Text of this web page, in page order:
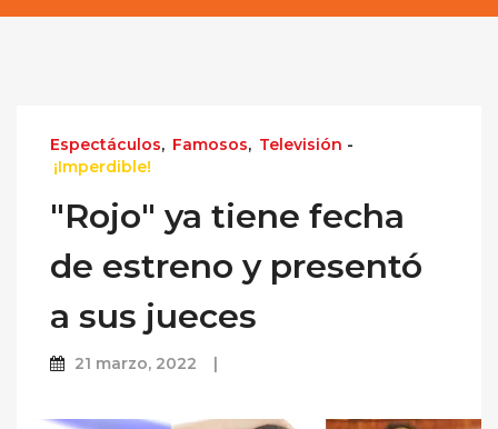
Espectáculos, Famosos, Televisión -
¡Imperdible!
"Rojo" ya tiene fecha
de estreno y presentó
a sus jueces
21 marzo, 2022